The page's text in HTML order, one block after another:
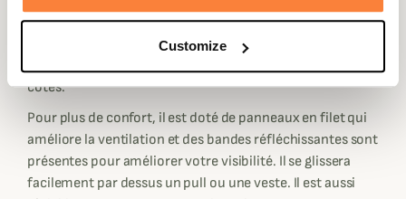
Customize
matériel, une poche porte-cartouche qui est détachable
et se ferme à l'aide d'un système MOLLE très pratique
côtés.
Pour plus de confort, il est doté de panneaux en filet qui
améliore la ventilation et des bandes réfléchissantes sont
présentes pour améliorer votre visibilité. Il se glissera
facilement par dessus un pull ou une veste. Il est aussi